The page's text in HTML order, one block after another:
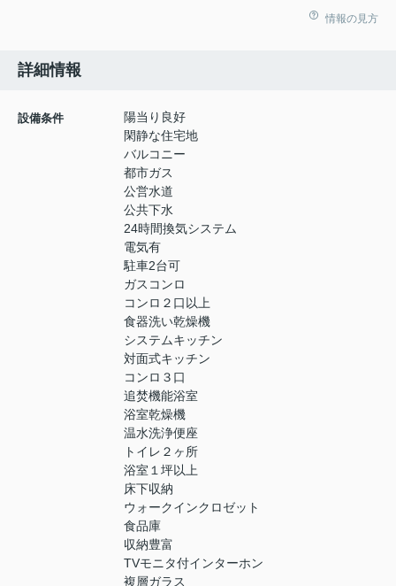
情報の見方
詳細情報
設備条件
陽当り良好
閑静な住宅地
バルコニー
都市ガス
公営水道
公共下水
24時間換気システム
電気有
駐車2台可
ガスコンロ
コンロ２口以上
食器洗い乾燥機
システムキッチン
対面式キッチン
コンロ３口
追焚機能浴室
浴室乾燥機
温水洗浄便座
トイレ２ヶ所
浴室１坪以上
床下収納
ウォークインクロゼット
食品庫
収納豊富
TVモニタ付インターホン
複層ガラス